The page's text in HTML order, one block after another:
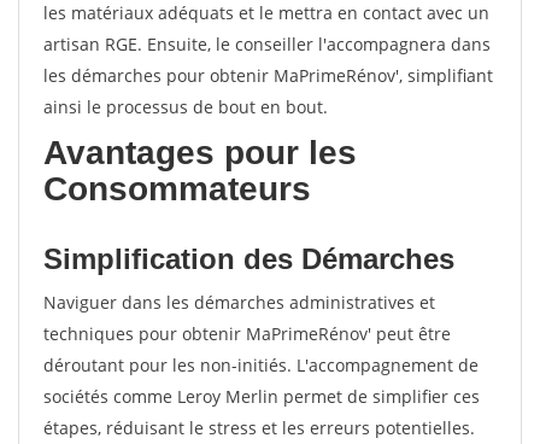
les matériaux adéquats et le mettra en contact avec un
artisan RGE. Ensuite, le conseiller l'accompagnera dans
les démarches pour obtenir MaPrimeRénov', simplifiant
ainsi le processus de bout en bout.
Avantages pour les
Consommateurs
Simplification des Démarches
Naviguer dans les démarches administratives et
techniques pour obtenir MaPrimeRénov' peut être
déroutant pour les non-initiés. L'accompagnement de
sociétés comme Leroy Merlin permet de simplifier ces
étapes, réduisant le stress et les erreurs potentielles.